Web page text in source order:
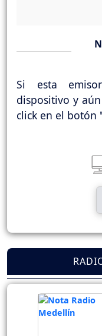
Si esta
dispositivo y
click en el botón